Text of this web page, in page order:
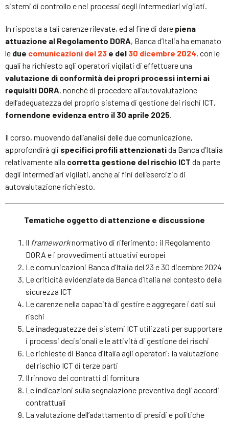
sistemi di controllo e nei processi degli intermediari vigilati.
In risposta a tali carenze rilevate, ed al fine di dare piena
attuazione al Regolamento DORA, Banca d’Italia ha emanato
le due comunicazioni del 23 e del 30 dicembre 2024, con le
quali ha richiesto agli operatori vigilati di effettuare una
valutazione di conformità dei propri processi interni ai
requisiti DORA, nonché di procedere all’autovalutazione
dell’adeguatezza del proprio sistema di gestione dei rischi ICT,
fornendone evidenza entro il 30 aprile 2025.
Il corso, muovendo dall’analisi delle due comunicazione,
approfondirà gli specifici profili attenzionatida Banca d’Italia
relativamente alla corretta gestione del rischio ICT da parte
degli intermediari vigilati, anche ai fini dell’esercizio di
autovalutazione richiesto.
Tematiche oggetto di attenzione e discussione
Il frameworknormativo di riferimento: il Regolamento
DORA e i provvedimenti attuativi europei
Le comunicazioni Banca d’Italia del 23 e 30 dicembre 2024
Le criticità evidenziate da Banca d’Italia nel contesto della
sicurezza ICT
Le carenze nella capacità di gestire e aggregare i dati sui
rischi
Le inadeguatezze dei sistemi ICT utilizzati per supportare
i processi decisionali e le attività di gestione dei rischi
Le richieste di Banca d’Italia agli operatori: la valutazione
del rischio ICT di terze parti
Il rinnovo dei contratti di fornitura
Le indicazioni sulla segnalazione preventiva degli accordi
contrattuali
La valutazione dell’adattamento di presidi e politiche